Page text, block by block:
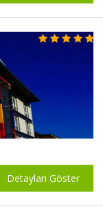
Detayları Göster